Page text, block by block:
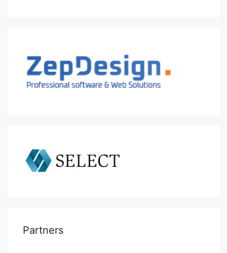
Partners